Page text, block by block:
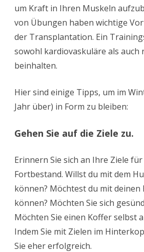
um Kraft in Ihren Muskeln
von Übungen haben wichtige
der Transplantation. Ein
sowohl kardiovaskuläre als auch
beinhalten.
Hier sind einige Tipps, um im
Jahr über) in Form zu bleiben:
Gehen Sie auf die Ziele zu.
Erinnern Sie sich an Ihre Ziele
Fortbestand. Willst du mit dem
können? Möchtest du mit deinen
können? Möchten Sie sich
Möchten Sie einen Koffer selbst
Indem Sie mit Zielen im
Sie eher erfolgreich.